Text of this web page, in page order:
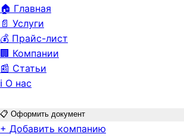
🏠 Главная
📄 Услуги
💰 Прайс-лист
🏢 Компании
📰 Статьи
ℹ️ О нас
📋 Оформить документ
+ Добавить компанию